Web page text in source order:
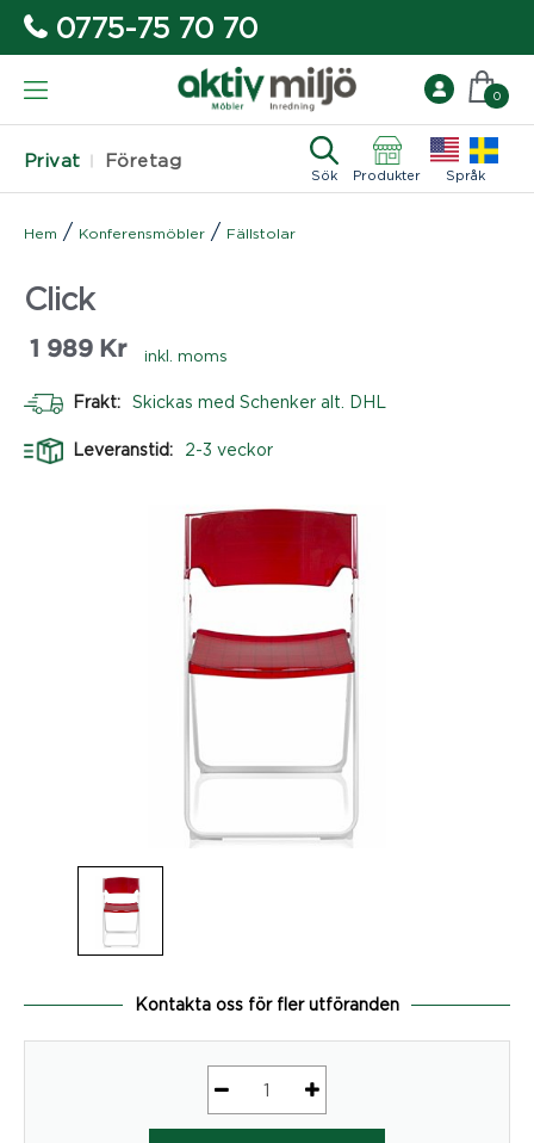
0775-75 70 70
Privat Företag
Sök Produkter Språk
0
Hem / Konferensmöbler / Fällstolar
Click
1 989 Kr inkl. moms
Frakt: Skickas med Schenker alt. DHL
Leveranstid: 2-3 veckor
Kontakta oss för fler utföranden
mängd